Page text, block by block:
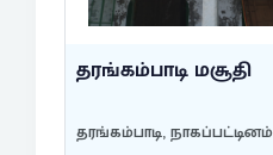
தரங்கம்பாடி மசூதி
தரங்கம்பாடி, நாகப்பட்டினம்